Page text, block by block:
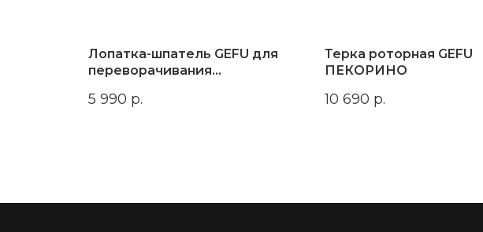
Лопатка-шпатель GEFU для
переворачивания
5 990 р.
Терка роторная GEFU
ПЕКОРИНО
10 690 р.